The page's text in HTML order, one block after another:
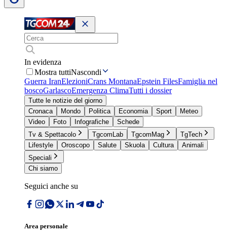
In evidenza
Mostra tuttiNascondi
Guerra IranElezioniCrans MontanaEpstein FilesFamiglia nel
boscoGarlascoEmergenza ClimaTutti i dossier
Tutte le notizie del giorno
Cronaca
Mondo Politica Economia Sport
Meteo
Video
Foto Infografiche
Schede
Tv & Spettacolo
TgcomLab TgcomMag
TgTech
Lifestyle
Oroscopo Salute Skuola Cultura
Animali
Speciali
Chi siamo
Seguici anche su
Area personale